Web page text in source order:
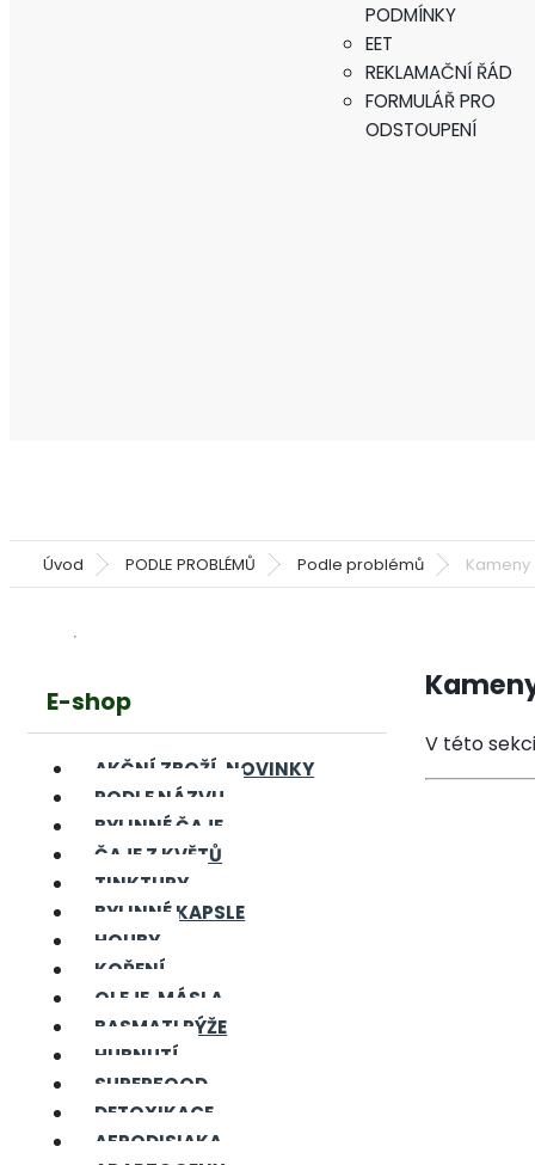
PODMÍNKY
EET
REKLAMAČNÍ ŘÁD
FORMULÁŘ PRO
ODSTOUPENÍ
Úvod PODLE PROBLÉMŮ Podle problémů Kameny
E-shop
AKČNÍ ZBOŽÍ, NOVINKY
PODLE NÁZVU
BYLINNÉ ČAJE
ČAJE Z KVĚTŮ
TINKTURY
BYLINNÉ KAPSLE
HOUBY
KOŘENÍ
OLEJE, MÁSLA
BASMATI RÝŽE
HUBNUTÍ
SUPERFOOD
DETOXIKACE
AFRODISIAKA
V této